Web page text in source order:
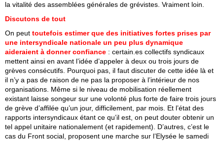
la vitalité des assemblées générales de grévistes. Vraiment loin.
Discutons de tout
On peut toutefois estimer que des initiatives fortes prises par
une intersyndicale nationale un peu plus dynamique
aideraient à donner confiance : certain.es collectifs syndicaux
mettent ainsi en avant l’idée d’appeler à deux ou trois jours de
grèves consécutifs. Pourquoi pas, il faut discuter de cette idée là et
il n’y a pas de raison de ne pas la proposer à l’intérieur de nos
organisations. Même si le niveau de mobilisation réellement
existant laisse songeur sur une volonté plus forte de faire trois jours
de grève d’affilée qu’un jour, difficilement, par mois. Et l’état des
rapports intersyndicaux étant ce qu’il est, on peut douter obtenir un
tel appel unitaire nationalement (et rapidement). D’autres, c’est le
cas du Front social, proposent une marche sur l’Elysée le samedi